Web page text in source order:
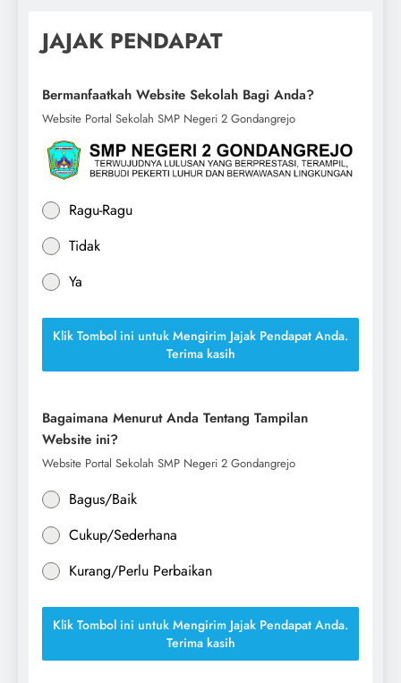
JAJAK PENDAPAT
Bermanfaatkah Website Sekolah Bagi Anda?
Website Portal Sekolah SMP Negeri 2 Gondangrejo
Ragu-Ragu
Tidak
Ya
Klik Tombol ini untuk Mengirim Jajak Pendapat Anda.
Terima kasih
Bagaimana Menurut Anda Tentang Tampilan
Website ini?
Website Portal Sekolah SMP Negeri 2 Gondangrejo
Bagus/Baik
Cukup/Sederhana
Kurang/Perlu Perbaikan
Klik Tombol ini untuk Mengirim Jajak Pendapat Anda.
Terima kasih